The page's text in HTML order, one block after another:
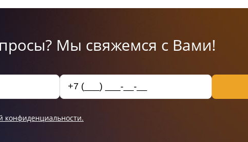
Мы свяжемся с Вами!
конфиденциальности.